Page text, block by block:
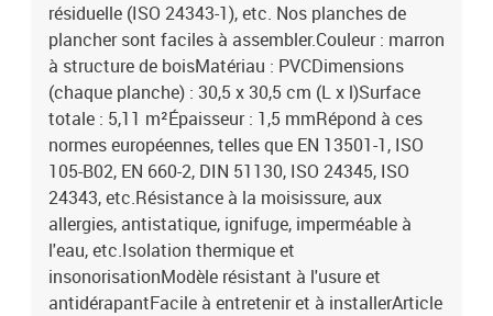
résiduelle (ISO 24343-1), etc. Nos planches de
plancher sont faciles à assembler.Couleur : marron
à structure de boisMatériau : PVCDimensions
(chaque planche) : 30,5 x 30,5 cm (L x l)Surface
totale : 5,11 m²Épaisseur : 1,5 mmRépond à ces
normes européennes, telles que EN 13501-1, ISO
105-B02, EN 660-2, DIN 51130, ISO 24345, ISO
24343, etc.Résistance à la moisissure, aux
allergies, antistatique, ignifuge, imperméable à
l'eau, etc.Isolation thermique et
insonorisationModèle résistant à l'usure et
antidérapantFacile à entretenir et à installerArticle